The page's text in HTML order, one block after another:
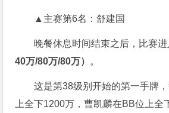
▲主赛第6名：舒建国
晚餐休息时间结束之后，比赛
40万/80万/80万） 。
这是第38级别开始的第一手牌
上全下1200万，曹凯麟在BB位上全